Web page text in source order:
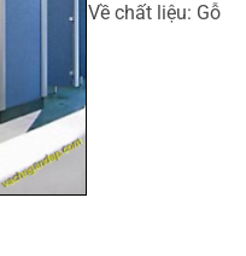
Về chất liệu: Gỗ